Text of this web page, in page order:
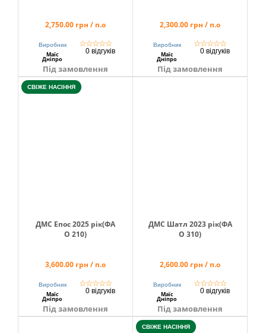
2,750.00 грн / п.о
Виробник
Маїс
Дніпро
☆☆☆☆☆
0 відгуків
Під замовлення
2,300.00 грн / п.о
Виробник
Маїс
Дніпро
☆☆☆☆☆
0 відгуків
Під замовлення
СВІЖЕ НАСІННЯ
ДМС Епос 2025 рік(ФА
О 210)
3,600.00 грн / п.о
Виробник
Маїс
Дніпро
☆☆☆☆☆
0 відгуків
Під замовлення
ДМС Шатл 2023 рік(ФА
О 310)
2,600.00 грн / п.о
Виробник
Маїс
Дніпро
☆☆☆☆☆
0 відгуків
Під замовлення
СВІЖЕ НАСІННЯ